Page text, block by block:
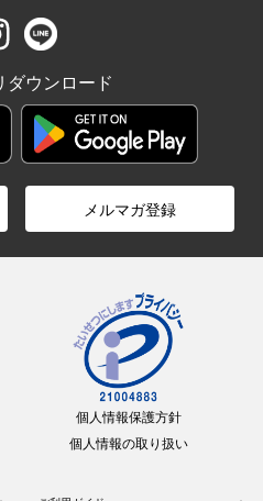
ダウンロード
メルマガ登録
個人情報保護方針
個人情報の取り扱い